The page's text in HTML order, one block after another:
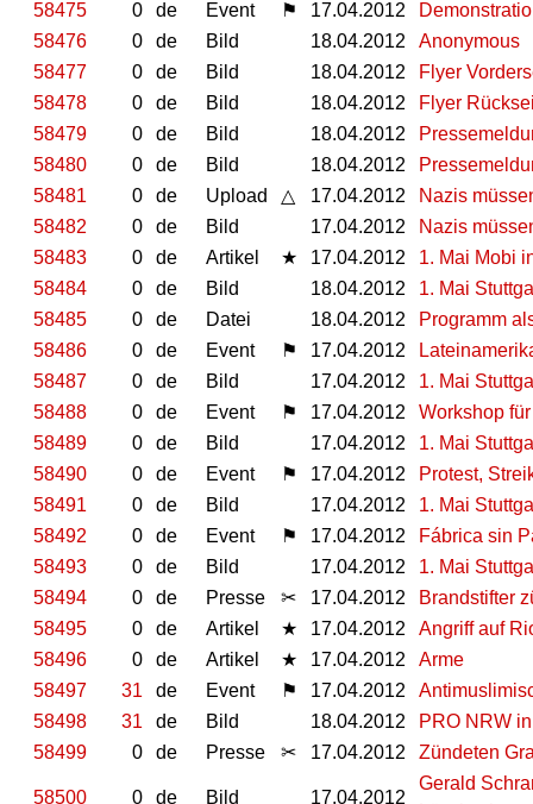
58475 0 de Event ⚑ 17.04.2012
58476
0 de Bild 18.04.2012
Anonymous
58477
0 de Bild 18.04.2012
Flyer
58478
0 de Bild 18.04.2012
Flyer
58479
0 de Bild 18.04.2012
58480
0 de Bild 18.04.2012
58481
0 de Upload △ 17.04.2012
Nazis
58482
0 de Bild 17.04.2012
Nazis
58483
0 de Artikel ★ 17.04.2012
1. Mai Mobi
58484
0 de Bild 18.04.2012
1. Mai
58485
0 de Datei 18.04.2012
Programm
58486
0 de Event ⚑ 17.04.2012
58487
0 de Bild 17.04.2012
1. Mai
58488
0 de Event ⚑ 17.04.2012
Workshop
58489
0 de Bild 17.04.2012
1. Mai
58490
0 de Event ⚑ 17.04.2012
Protest,
58491
0 de Bild 17.04.2012
1. Mai
58492
0 de Event ⚑ 17.04.2012
Fábrica sin
58493
0 de Bild 17.04.2012
1. Mai
58494
0 de Presse ✂ 17.04.2012
Brandstifter
58495
0 de Artikel ★ 17.04.2012
Angriff auf
58496
0 de Artikel ★ 17.04.2012
Arme
58497
31 de Event ⚑ 17.04.2012
58498
31 de Bild 18.04.2012
PRO NRW
58499
0 de Presse ✂ 17.04.2012 Zündeten
58500 0 de Bild 17.04.2012
Gerald